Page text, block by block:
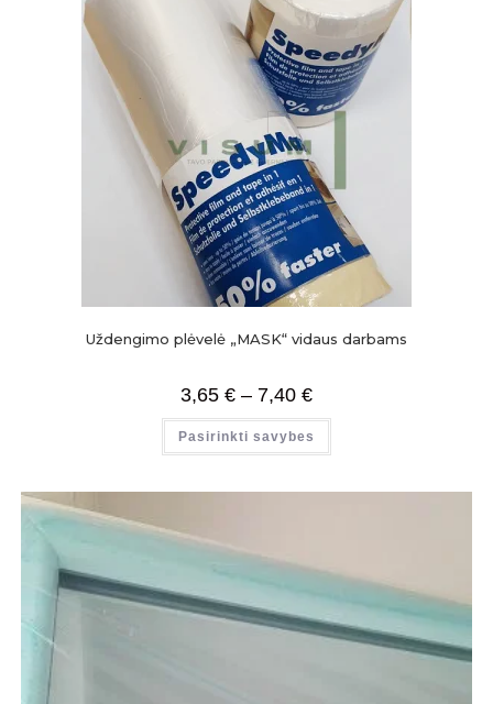
Uždengimo plėvelė „MASK“ vidaus darbams
3,65 € – 7,40 €
Pasirinkti savybes